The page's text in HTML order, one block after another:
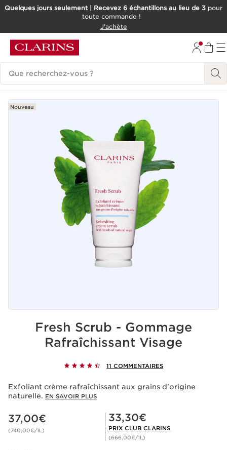
ALLER AU CONTENU
Quelques jours seulement | Recevez 6 échantillons au lieu de 3 pour
toute commande !
J'achète
Historique des recherches
Nouveau
Fresh Scrub - Gommage
Rafraîchissant Visage
11 COMMENTAIRES
Exfoliant crème rafraîchissant aux grains d'origine
naturelle. EN SAVOIR PLUS
Nouveau prix 37,00€
37,00€
(740,00€/1L)
Prix Club Clarins 33,30€
33,30€
PRIX CLUB CLARINS
(666,00€/1L)